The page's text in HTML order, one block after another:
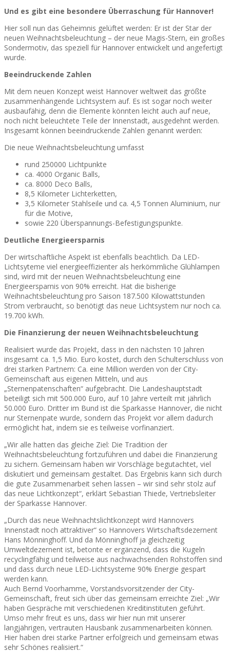
Und es gibt eine besondere Überraschung für Hannover!
Hier soll nun das Geheimnis gelüftet werden: Er ist der Star der
neuen Weihnachtsbeleuchtung – der neue Magis-Stern, ein großes
Sondermotiv, das speziell für Hannover entwickelt und angefertigt
wurde.
Beeindruckende Zahlen
Mit dem neuen Konzept weist Hannover weltweit das größte
zusammenhängende Lichtsystem auf. Es ist sogar noch weiter
ausbaufähig, denn die Elemente könnten leicht auch auf neue,
noch nicht beleuchtete Teile der Innenstadt, ausgedehnt werden.
Insgesamt können beeindruckende Zahlen genannt werden:
Die neue Weihnachtsbeleuchtung umfasst
rund 250000 Lichtpunkte
ca. 4000 Organic Balls,
ca. 8000 Deco Balls,
8,5 Kilometer Lichterketten,
3,5 Kilometer Stahlseile und ca. 4,5 Tonnen Aluminium, nur
für die Motive,
sowie 220 Überspannungs-Befestigungspunkte.
Deutliche Energieersparnis
Der wirtschaftliche Aspekt ist ebenfalls beachtlich. Da LED-
Lichtsyteme viel energieeffizienter als herkömmliche Glühlampen
sind, wird mit der neuen Weihnachtsbeleuchtung eine
Energieersparnis von 90% erreicht. Hat die bisherige
Weihnachtsbeleuchtung pro Saison 187.500 Kilowattstunden
Strom verbraucht, so benötigt das neue Lichtsystem nur noch ca.
19.700 kWh.
Die Finanzierung der neuen Weihnachtsbeleuchtung
Realisiert wurde das Projekt, dass in den nächsten 10 Jahren
insgesamt ca. 1,5 Mio. Euro kostet, durch den Schulterschluss von
drei starken Partnern: Ca. eine Million werden von der City-
Gemeinschaft aus eigenen Mitteln, und aus
„Sternenpatenschaften“ aufgebracht. Die Landeshauptstadt
beteiligt sich mit 500.000 Euro, auf 10 Jahre verteilt mit jährlich
50.000 Euro. Dritter im Bund ist die Sparkasse Hannover, die nicht
nur Sternenpate wurde, sondern das Projekt vor allem dadurch
ermöglicht hat, indem sie es teilweise vorfinanziert.
„Wir alle hatten das gleiche Ziel: Die Tradition der
Weihnachtsbeleuchtung fortzuführen und dabei die Finanzierung
zu sichern. Gemeinsam haben wir Vorschläge begutachtet, viel
diskutiert und gemeinsam gestaltet. Das Ergebnis kann sich durch
die gute Zusammenarbeit sehen lassen – wir sind sehr stolz auf
das neue Lichtkonzept“, erklärt Sebastian Thiede, Vertriebsleiter
der Sparkasse Hannover.
„Durch das neue Weihnachtslichtkonzept wird Hannovers
Innenstadt noch attraktiver“ so Hannovers Wirtschaftsdezernent
Hans Mönninghoff. Und da Mönninghoff ja gleichzeitig
Umweltdezernent ist, betonte er ergänzend, dass die Kugeln
recyclingfähig und teilweise aus nachwachsenden Rohstoffen sind
und dass durch neue LED-Lichtsysteme 90% Energie gespart
werden kann.
Auch Bernd Voorhamme, Vorstandsvorsitzender der City-
Gemeinschaft, freut sich über das gemeinsam erreichte Ziel: „Wir
haben Gespräche mit verschiedenen Kreditinstituten geführt.
Umso mehr freut es uns, dass wir hier nun mit unserer
langjährigen, vertrauten Hausbank zusammenarbeiten können.
Hier haben drei starke Partner erfolgreich und gemeinsam etwas
sehr Schönes realisiert.“